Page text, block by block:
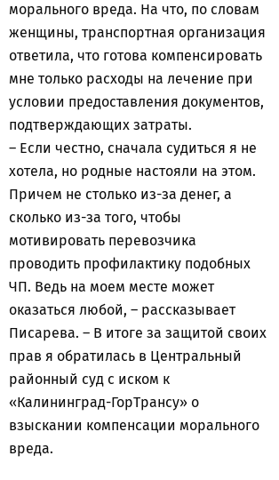
морального вреда. На что, по словам
женщины, транспортная организация
ответила, что готова компенсировать
мне только расходы на лечение при
условии предоставления документов,
подтверждающих затраты.
– Если честно, сначала судиться я не
хотела, но родные настояли на этом.
Причем не столько из-за денег, а
сколько из-за того, чтобы
мотивировать перевозчика
проводить профилактику подобных
ЧП. Ведь на моем месте может
оказаться любой, – рассказывает
Писарева. – В итоге за защитой своих
прав я обратилась в Центральный
районный суд c иском к
«Калининград-ГорТрансу» о
взыскании компенсации морального
вреда.